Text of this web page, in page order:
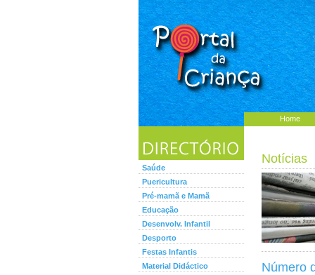
Home
Saúde
Puericultura
Pré-mamã e Mamã
Educação
Desenvolv. Infantil
Desporto
Festas Infantis
Material Didáctico
Notícias
Número